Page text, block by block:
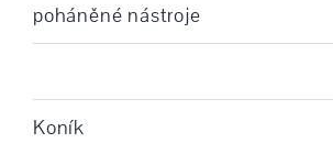
poháněné nástroje
Koník